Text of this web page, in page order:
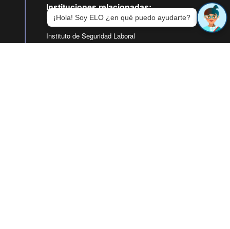
Instituciones relacionadas:
Previsión
Instituto de Seguridad Laboral
¡Hola! Soy ELO ¿en qué puedo ayudarte?